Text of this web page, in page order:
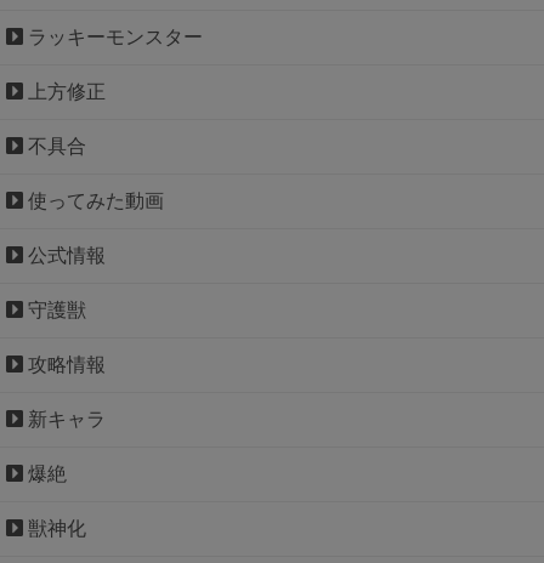
ラッキーモンスター
上方修正
不具合
使ってみた動画
公式情報
守護獣
攻略情報
新キャラ
爆絶
獣神化